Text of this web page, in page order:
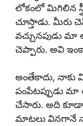
లోకంలో మిగిలిన
చూస్తాడు. మీరు
వచ్చునపుడు మా
చెప్పారు. అవి
అంతేకాదు, నాకు
పంపేటప్పుడు మా
చేసారు. అది కూడా
మాటలు వినగానే